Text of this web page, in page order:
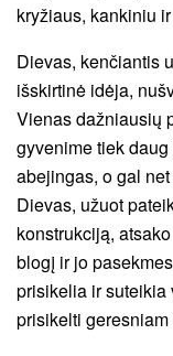
kryžiaus, kankiniu
Dievas, kenčiantis
išskirtinė idėja,
Vienas dažniausių
gyvenime tiek
abejingas, o gal
Dievas, užuot
konstrukciją,
blogį ir jo
prisikelia ir suteikia
prisikelti